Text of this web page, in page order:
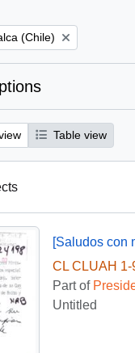
filter:
(Chile)
Table view
[Saludos con
CL CLUAH 1-
Part of
Untitled